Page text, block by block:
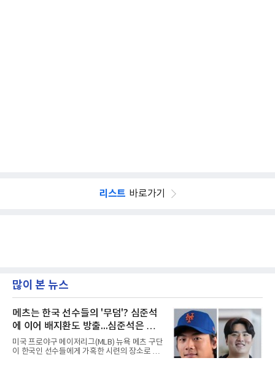
리스트 바로가기
많이 본 뉴스
메츠는 한국 선수들의 '무덤'? 심준석
에 이어 배지환도 방출...심준석은 이
미 귀국, 배지환은 미국 잔류할 듯
미국 프로야구 메이저리그(MLB) 뉴욕 메츠 구단
이 한국인 선수들에게 가혹한 시련의 장소로 전